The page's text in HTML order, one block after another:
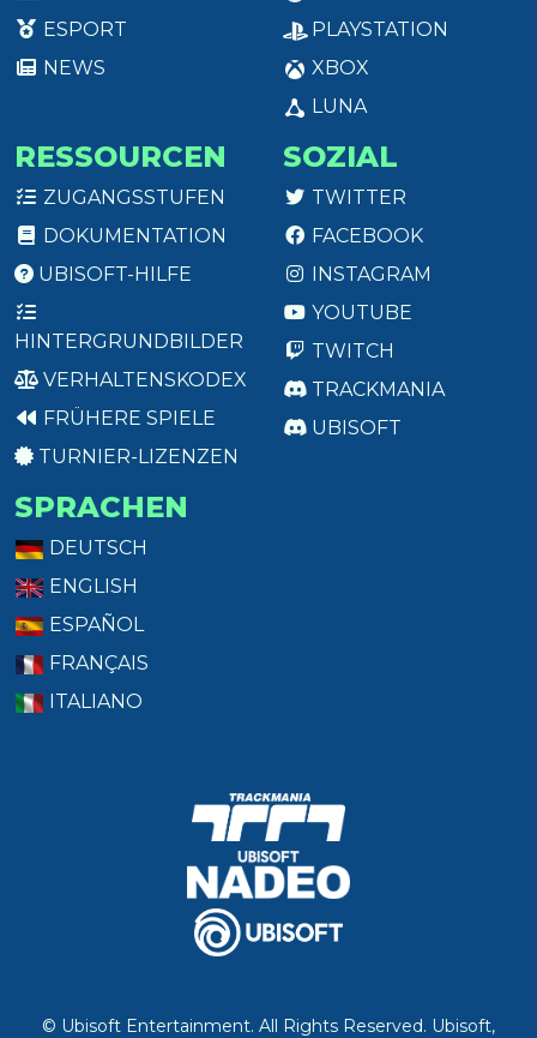
ESPORT
NEWS
PLAYSTATION
XBOX
LUNA
RESSOURCEN
ZUGANGSSTUFEN
DOKUMENTATION
UBISOFT-HILFE
HINTERGRUNDBILDER
VERHALTENSKODEX
FRÜHERE SPIELE
TURNIER-LIZENZEN
SOZIAL
TWITTER
FACEBOOK
INSTAGRAM
YOUTUBE
TWITCH
TRACKMANIA
UBISOFT
SPRACHEN
DEUTSCH
ENGLISH
ESPAÑOL
FRANÇAIS
ITALIANO
© Ubisoft Entertainment. All Rights Reserved. Ubisoft,